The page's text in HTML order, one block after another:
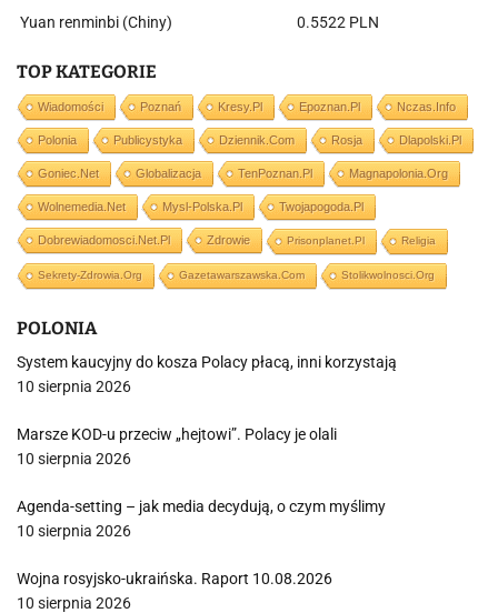
Yuan renminbi (Chiny)
0.5522 PLN
TOP KATEGORIE
Wiadomości Poznań Kresy.pl Epoznan.pl Nczas.info
Polonia Publicystyka Dziennik.com Rosja Dlapolski.pl
Goniec.net Globalizacja TenPoznan.pl Magnapolonia.org
Wolnemedia.net Mysl-Polska.pl Twojapogoda.pl
Dobrewiadomosci.net.pl Zdrowie Prisonplanet.pl Religia
Sekrety-Zdrowia.org Gazetawarszawska.com Stolikwolnosci.org
POLONIA
System kaucyjny do kosza Polacy płacą, inni korzystają
10 sierpnia 2026
Marsze KOD-u przeciw „hejtowi”. Polacy je olali
10 sierpnia 2026
Agenda-setting – jak media decydują, o czym myślimy
10 sierpnia 2026
Wojna rosyjsko-ukraińska. Raport 10.08.2026
10 sierpnia 2026